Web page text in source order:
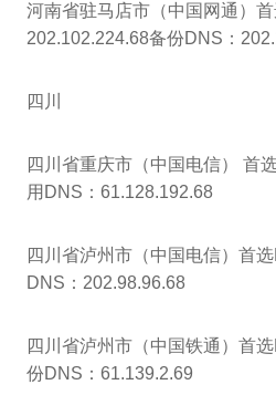
河南省驻马店市（中国网通）首
202.102.224.68备份DNS：
四川
四川省重庆市（中国电信） 首
用DNS：61.128.192.68
四川省泸州市（中国电信）首
DNS：202.98.96.68
四川省泸州市（中国铁通）首
份DNS：61.139.2.69